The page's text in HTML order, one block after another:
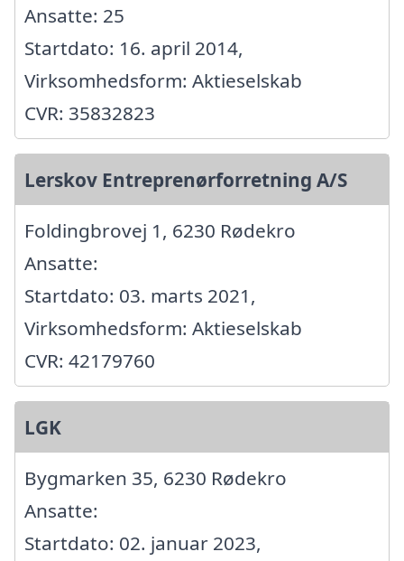
Ansatte: 25
Startdato: 16. april 2014,
Virksomhedsform: Aktieselskab
CVR: 35832823
Lerskov Entreprenørforretning A/S
Foldingbrovej 1, 6230 Rødekro
Ansatte:
Startdato: 03. marts 2021,
Virksomhedsform: Aktieselskab
CVR: 42179760
LGK
Bygmarken 35, 6230 Rødekro
Ansatte:
Startdato: 02. januar 2023,